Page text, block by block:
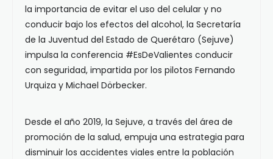
la importancia de evitar el uso del celular y no
conducir bajo los efectos del alcohol, la Secretaría
de la Juventud del Estado de Querétaro (Sejuve)
impulsa la conferencia #EsDeValientes conducir
con seguridad, impartida por los pilotos Fernando
Urquiza y Michael Dörbecker.
Desde el año 2019, la Sejuve, a través del área de
promoción de la salud, empuja una estrategia para
disminuir los accidentes viales entre la población